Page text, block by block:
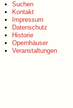
Suchen
Kontakt
Impressum
Datenschutz
Historie
Opernhäuser
Veranstaltungen